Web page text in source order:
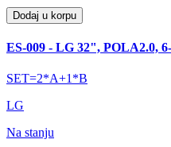
Dodaj u korpu
ES-009 - LG 32", POLA2.0,
SET=2*A+1*B
LG
Na stanju